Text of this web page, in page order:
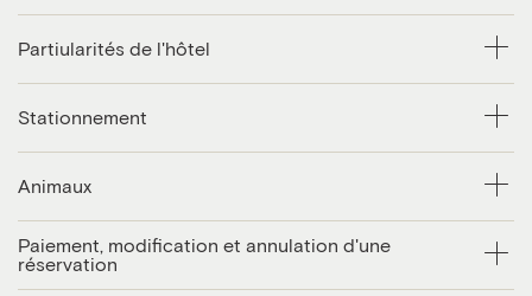
Partiularités de l'hôtel
Stationnement
Animaux
Paiement, modification et annulation d'une
réservation